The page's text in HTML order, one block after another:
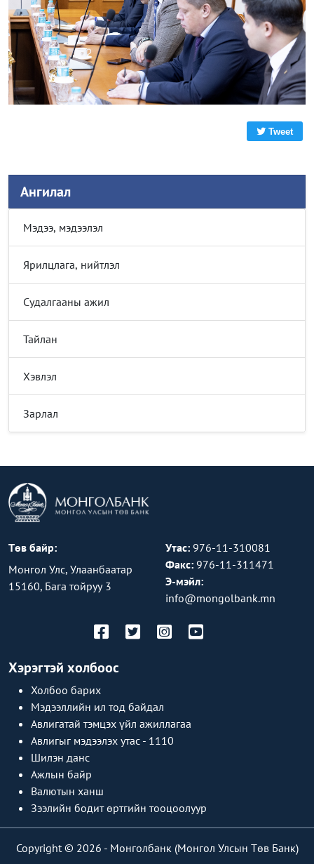
Tweet
Ангилал
Мэдээ, мэдээлэл
Ярилцлага, нийтлэл
Судалгааны ажил
Тайлан
Хэвлэл
Зарлал
Төв байр:
Монгол Улс, Улаанбаатар
15160, Бага тойруу 3
Утас: 976-11-310081
Факс: 976-11-311471
Э-мэйл:
info@mongolbank.mn
Хэрэгтэй холбоос
Холбоо барих
Мэдээллийн ил тод байдал
Авлигатай тэмцэх үйл ажиллагаа
Авлигыг мэдээлэх утас - 1110
Шилэн данс
Ажлын байр
Валютын ханш
Зээлийн бодит өртгийн тооцоолуур
Copyright © 2026 - Монголбанк (Монгол Улсын Төв Банк)